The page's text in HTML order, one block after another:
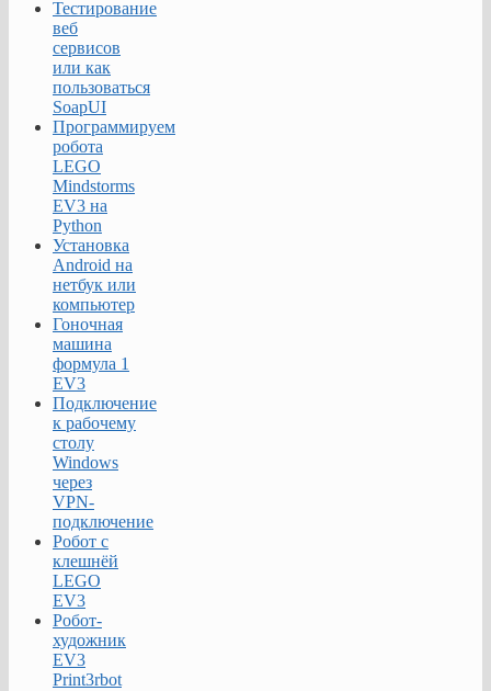
Тестирование
веб
сервисов
или как
пользоваться
SoapUI
Программируем
робота
LEGO
Mindstorms
EV3 на
Python
Установка
Android на
нетбук или
компьютер
Гоночная
машина
формула 1
EV3
Подключение
к рабочему
столу
Windows
через
VPN-
подключение
Робот с
клешнёй
LEGO
EV3
Робот-
художник
EV3
Print3rbot